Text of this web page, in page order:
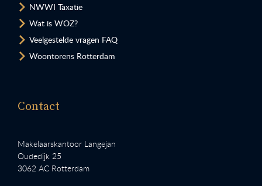
NWWI Taxatie
Wat is WOZ?
Veelgestelde vragen FAQ
Woontorens Rotterdam
Contact
Makelaarskantoor Langejan
Oudedijk 25
3062 AC Rotterdam